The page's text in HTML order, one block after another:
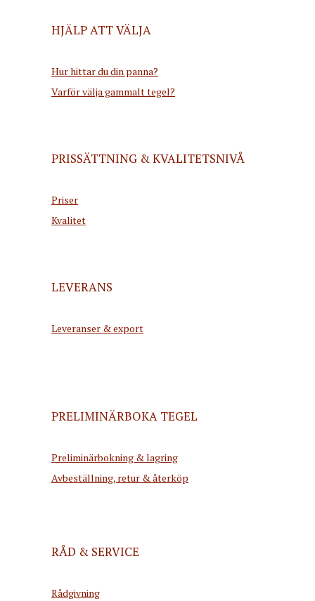
HJÄLP ATT VÄLJA
Hur hittar du din panna?
Varför välja gammalt tegel?
PRISSÄTTNING & KVALITETSNIVÅ
Priser
Kvalitet
LEVERANS
Leveranser & export
PRELIMINÄRBOKA TEGEL
Preliminärbokning & lagring
Avbeställning, retur & återköp
RÅD & SERVICE
Rådgivning